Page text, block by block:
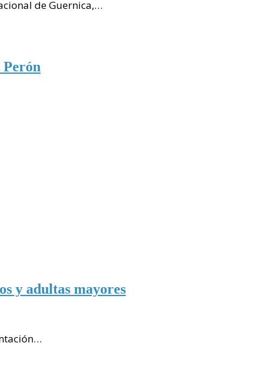
de Guernica,…
Perón
y adultas mayores